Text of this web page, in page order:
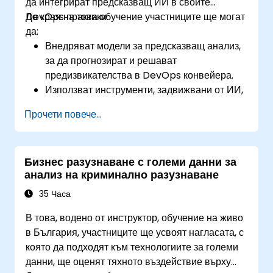
DevOps практики.
До края на това обучение участниците ще могат
да:
Внедряват модели за предсказващ анализ,
за да прогнозират и решават
предизвикателства в DevOps конвейера.
Използват инструменти, задвижвани от ИИ,
Прилагат техники за машинно обучение за
подобряване на работните потоци за
доставка на софтуер.
Проектират ИИ стратегии за проактивно
разрешаване на проблеми и оптимизация.
Навигират етичните съображения при
Прочети повече...
Бизнес разузнаване с големи данни за
анализ на криминално разузнаване
35 Часа
В това, водено от инструктор, обучение на живо
в България, участниците ще усвоят нагласата, с
която да подходят към технологиите за големи
данни, ще оценят тяхното въздействие върху